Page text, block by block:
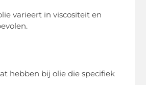
varieert in viscositeit en
hebben bij olie die specifiek